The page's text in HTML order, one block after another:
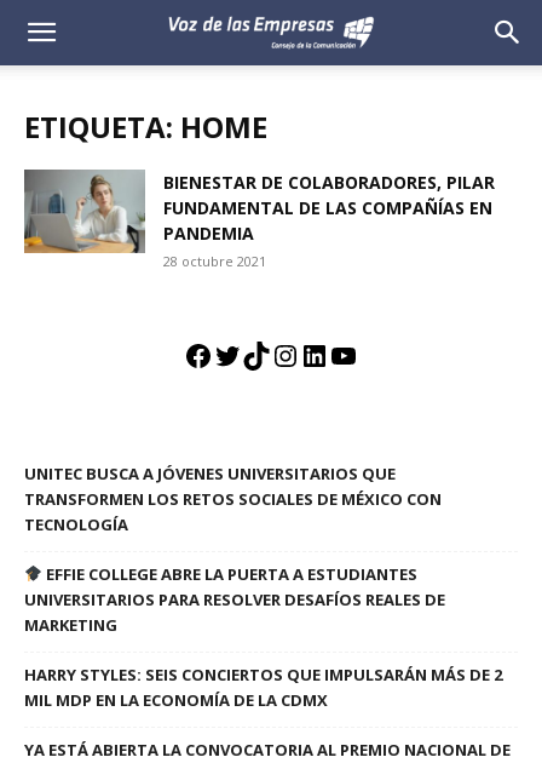
Voz
Empresas
ETIQUETA: HOME
BIENESTAR DE COLABORADORES, PILAR
FUNDAMENTAL DE LAS COMPAÑÍAS EN
PANDEMIA
28 octubre 2021
Facebook
Twitter
TikTok
Instagram
LinkedIn
YouTube
UNITEC BUSCA A JÓVENES UNIVERSITARIOS QUE
TRANSFORMEN LOS RETOS SOCIALES DE MÉXICO CON
TECNOLOGÍA
EFFIE COLLEGE ABRE LA PUERTA A ESTUDIANTES
UNIVERSITARIOS PARA RESOLVER DESAFÍOS REALES DE
MARKETING
HARRY STYLES: SEIS CONCIERTOS QUE IMPULSARÁN MÁS DE 2
MIL MDP EN LA ECONOMÍA DE LA CDMX
YA ESTÁ ABIERTA LA CONVOCATORIA AL PREMIO NACIONAL DE